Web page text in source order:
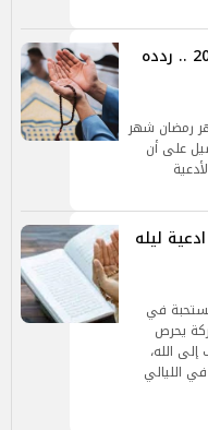
دعاء قبل السحور اليوم 23 رمضان 2025 .. ردده
اليوم 23 رمضان 2025 .. شهر رمضان شهر
على أن
الأواخر من رمضان 2025.. ادعية ليله
في
أيام مباركة يحرص
الله،
الليالي